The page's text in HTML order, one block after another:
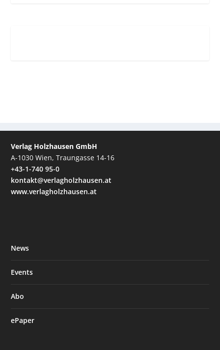
Verlag Holzhausen GmbH
A-1030 Wien, Traungasse 14-16
+43-1-740 95-0
kontakt@verlagholzhausen.at
www.verlagholzhausen.at
News
Events
Abo
ePaper